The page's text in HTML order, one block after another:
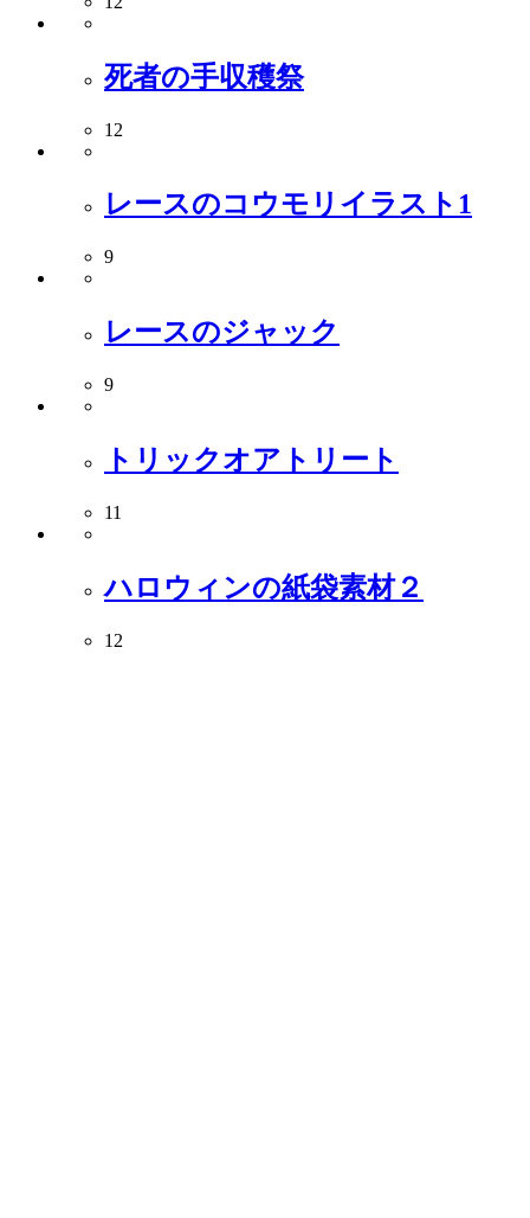
死者の手収穫祭
12
レースのコウモリイラスト1
9
レースのジャック
9
トリックオアトリート
11
ハロウィンの紙袋素材２
12